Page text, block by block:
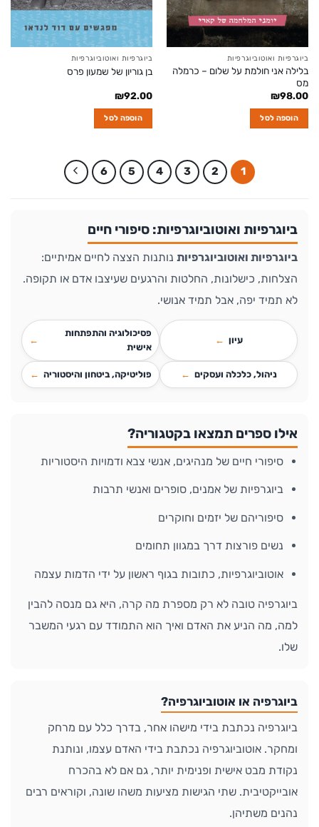
ביוגרפיות ואוטוביוגרפיות
בלילה אני חולמת על שלום – כרמלה
מס
₪98.00
הוספה לסל
ביוגרפיות ואוטוביוגרפיות
בן גוריון של שמעון פרס
₪92.00
הוספה לסל
1
2
3
4
5
6
ביוגרפיות ואוטוביוגרפיות: סיפורי חיים
ביוגרפיות ואוטוביוגרפיות נותנות הצצה לחיים אמיתיים:
הצלחות, כישלונות, החלטות והרגעים שעיצבו אדם או תקופה.
לא תמיד יפה, אבל תמיד אנושי.
עיון
פסיכולוגיה והתפתחות
אישית
ניהול, כלכלה ועסקים פוליטיקה, ביטחון והיסטוריה
אילו ספרים תמצאו בקטגוריה?
סיפורי חיים של מנהיגים, אנשי צבא ודמויות היסטוריות
ביוגרפיות של אמנים, סופרים ואנשי תרבות
סיפוריהם של יזמים וחוקרים
נשים פורצות דרך במגוון תחומים
אוטוביוגרפיות, כתובות בגוף ראשון על ידי הדמות עצמה
ביוגרפיה טובה לא רק מספרת מה קרה, היא גם מנסה להבין
למה, מה הניע את האדם ואיך הוא התמודד עם רגעי המשבר
שלו.
ביוגרפיה או אוטוביוגרפיה?
ביוגרפיה נכתבת בידי מישהו אחר, בדרך כלל עם מרחק
ומחקר. אוטוביוגרפיה נכתבת בידי האדם עצמו, ונותנת
נקודת מבט אישית ופנימית יותר, גם אם לא בהכרח
אובייקטיבית. שתי הגישות מציעות משהו שונה, וקוראים רבים
נהנים משתיהן.